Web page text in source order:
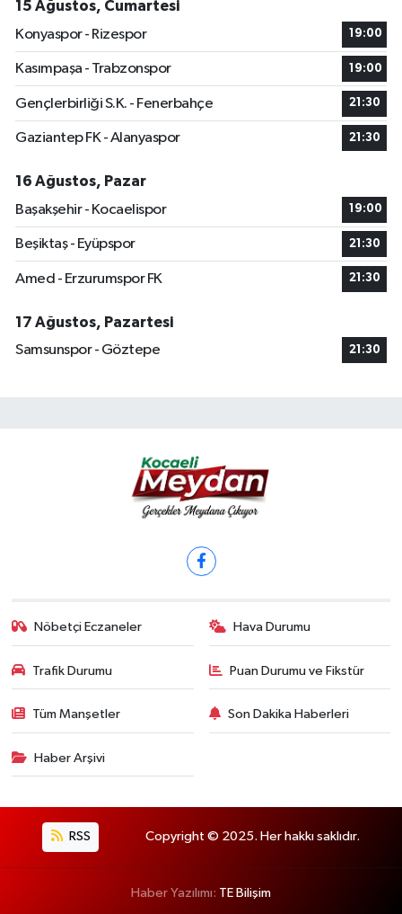
15 Ağustos, Cumartesi
Konyaspor - Rizespor
19:00
Kasımpaşa - Trabzonspor 19:00
Gençlerbirliği S.K. - Fenerbahçe 21:30
Gaziantep FK - Alanyaspor 21:30
16 Ağustos, Pazar
Başakşehir - Kocaelispor
19:00
Beşiktaş - Eyüpspor 21:30
Amed - Erzurumspor FK 21:30
17 Ağustos, Pazartesi
Samsunspor - Göztepe
21:30
Nöbetçi Eczaneler Hava Durumu
Trafik Durumu Puan Durumu ve Fikstür
Tüm Manşetler Son Dakika Haberleri
Haber Arşivi
RSS Copyright © 2025. Her hakkı saklıdır.
Haber Yazılımı: TE Bilişim